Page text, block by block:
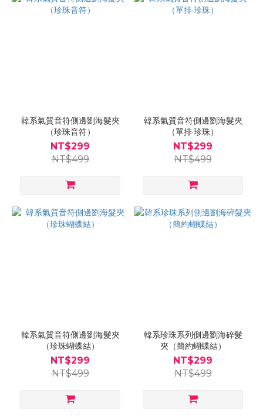
韓系氣質音符側邊劉海髮夾
（珍珠音符）
NT$299
NT$499
韓系氣質音符側邊劉海髮夾
（單排·珍珠）
NT$299
NT$499
韓系氣質音符側邊劉海髮夾
（珍珠蝴蝶結）
NT$299
NT$499
韓系珍珠系列側邊劉海碎髮
夾（簡約蝴蝶結）
NT$299
NT$499